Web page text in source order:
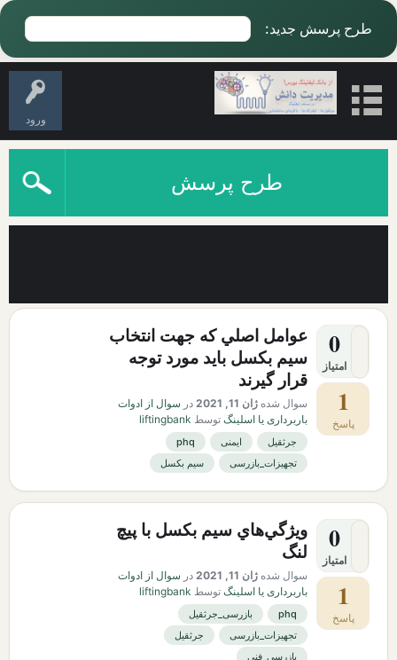
طرح پرسش جدید:
ورود
طرح پرسش
0
امتیاز
1
پاسخ
عوامل اصلي كه جهت انتخاب
سيم بكسل بايد مورد توجه
قرار گيرند
سوال شده ژان 11, 2021 در سوال از ادوات
باربرداری یا اسلینگ توسط liftingbank
جرثقیل ایمنی
phq
تجهیزات_بازرسی
سیم بکسل
0
امتیاز
1
پاسخ
ويژگي‌هاي سيم بكسل با پيچ
لنگ
سوال شده ژان 11, 2021 در سوال از ادوات
باربرداری یا اسلینگ توسط liftingbank
phq
بازرسی_جرثقیل
تجهیزات_بازرسی
جرثقیل
بازرسی_فنی